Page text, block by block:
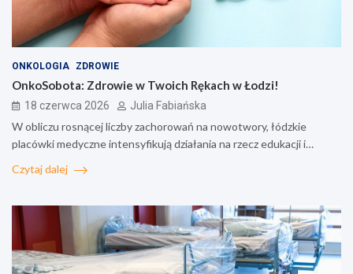
ONKOLOGIA ZDROWIE
OnkoSobota: Zdrowie w Twoich Rękach w Łodzi!
18 czerwca 2026 Julia Fabiańska
W obliczu rosnącej liczby zachorowań na nowotwory, łódzkie
placówki medyczne intensyfikują działania na rzecz edukacji i…
Czytaj dalej